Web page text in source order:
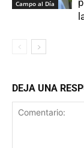
Campo al Día
DEJA UNA